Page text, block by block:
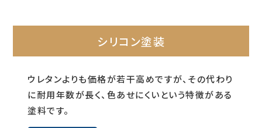
シリコン塗装
ウレタンよりも価格が若干高めですが、その代わり
に耐用年数が長く、色あせにくいという特徴がある
塗料です。